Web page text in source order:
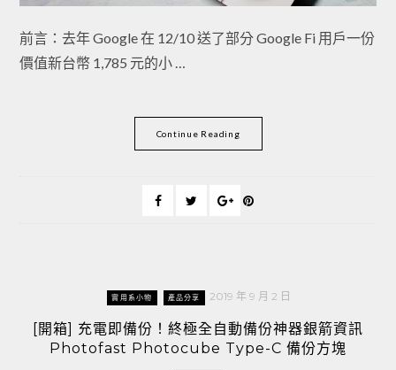
前言：去年 Google 在 12/10 送了部分 Google Fi 用戶一份
價值新台幣 1,785 元的小 …
Continue Reading
實用系小物 產品分享 2019 年 9 月 2 日
[開箱] 充電即備份！終極全自動備份神器銀箭資訊
Photofast Photocube Type-C 備份方塊